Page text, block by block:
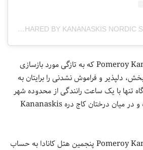
A POST SHARED BY KANANASKIS NORDIC SPA (@KNORDICSPA)
کلبه کوهستانی Pomeroy Kananaskis که به تازگی مورد بازسازی
دلپذیر و فراموش نشدنی را برایتان به
تنها با یک ساعت رانندگی از محدوده شهر
کلگری قابل دسترسی است و در میان درختان کاج دره Kananaskis
کلبه کوهستانی Pomeroy Kananaskis پنجمین هتل کانادا به حساب